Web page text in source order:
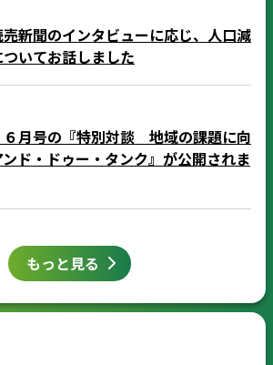
新聞のインタビューに応じ、人口減
いてお話しました
６月号の『特別対談 地域の課題に向
ド・ドゥー・タンク』が公開されま
もっと見る